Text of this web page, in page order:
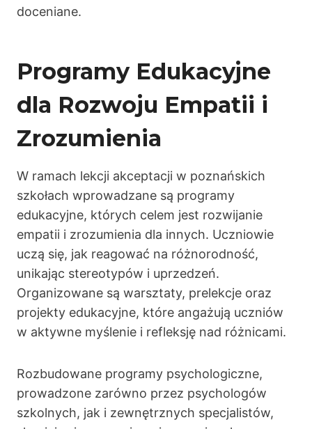
doceniane.
Programy Edukacyjne
dla Rozwoju Empatii i
Zrozumienia
W ramach lekcji akceptacji w poznańskich
szkołach wprowadzane są programy
edukacyjne, których celem jest rozwijanie
empatii i zrozumienia dla innych. Uczniowie
uczą się, jak reagować na różnorodność,
unikając stereotypów i uprzedzeń.
Organizowane są warsztaty, prelekcje oraz
projekty edukacyjne, które angażują uczniów
w aktywne myślenie i refleksję nad różnicami.
Rozbudowane programy psychologiczne,
prowadzone zarówno przez psychologów
szkolnych, jak i zewnętrznych specjalistów,